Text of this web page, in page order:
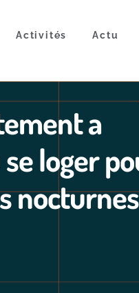
Activités Actu
a
loger